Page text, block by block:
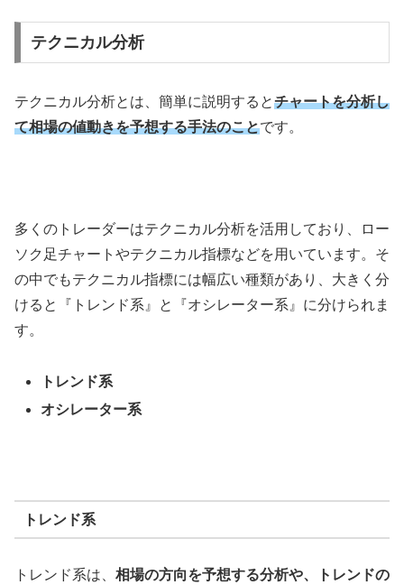
テクニカル分析
テクニカル分析とは、簡単に説明するとチャートを分析し
て相場の値動きを予想する手法のことです。
多くのトレーダーはテクニカル分析を活用しており、ロー
ソク足チャートやテクニカル指標などを用いています。そ
の中でもテクニカル指標には幅広い種類があり、大きく分
けると『トレンド系』と『オシレーター系』に分けられま
す。
トレンド系
オシレーター系
トレンド系
トレンド系は、 相場の方向を予想する分析や、トレンドの